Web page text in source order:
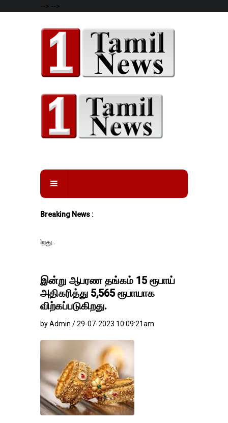
--> -->
Breaking News :
இன்று ஆபரண தங்கம் 15 ரூபாய்
அதிகரித்து 5,565 ரூபாயாக
விற்கப்படுகிறது.
by Admin / 29-07-2023 10:09:21am